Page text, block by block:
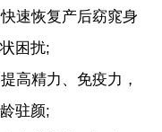
速恢复产后窈窕身
困扰;
精力、免疫力，
驻颜;